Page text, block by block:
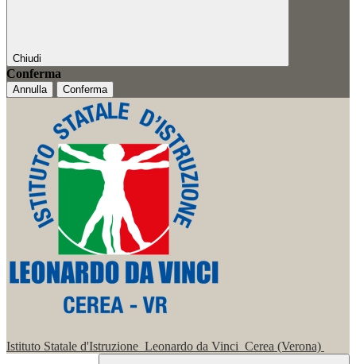
Chiudi
Conferma
Annulla Conferma
Istituto Statale d'Istruzione Leonardo da Vinci Cerea (Verona)